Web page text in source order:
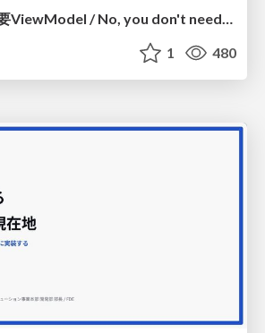
為什麼你並不需要ViewModel / No, you don't need a ViewModel
1 480